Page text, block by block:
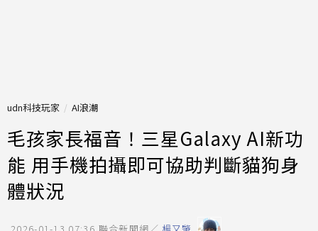
udn科技玩家 AI浪潮
毛孩家長福音！三星Galaxy AI新功
能 用手機拍攝即可協助判斷貓狗身
體狀況